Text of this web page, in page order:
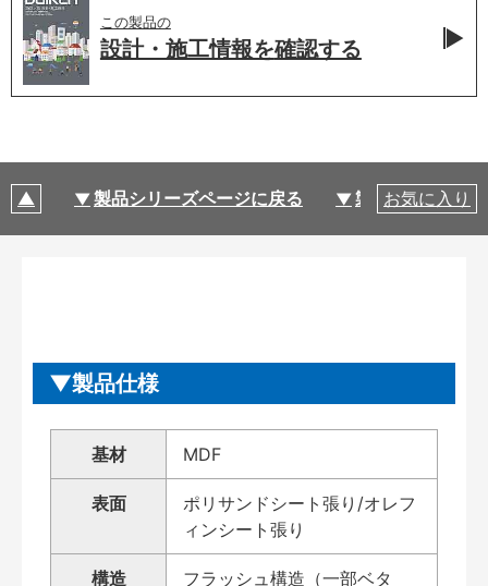
この製品の
設計・施工情報を確認する
製品シリーズページに戻る 製品仕様
お気に入り
製品仕様
基材 MDF
表面
ポリサンドシート張り/オレフ
ィンシート張り
構造
フラッシュ構造（一部ベタ